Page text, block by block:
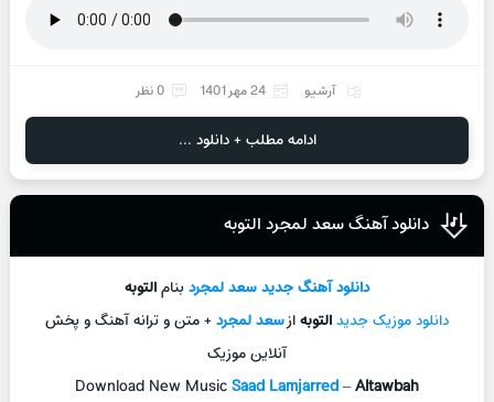
آرشیو 24 مهر 1401 0 نظر
ادامه مطلب + دانلود ...
دانلود آهنگ سعد لمجرد التوبه
دانلود آهنگ جدیدسعد لمجردبنامالتوبه
دانلود موزیک جدیدالتوبهازسعد لمجرد+ متن و ترانه آهنگ و پخش
آنلاین موزیک
Download New MusicSaad Lamjarred–Altawbah